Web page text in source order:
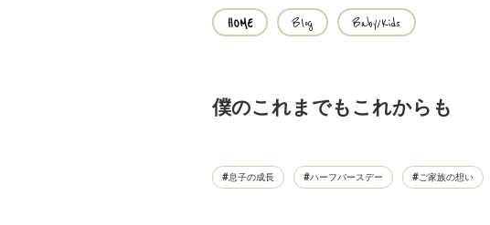
HOME Blog Baby/Kids
僕のこれまでもこれからも
息子の成長 ハーフバースデー ご家族の想い